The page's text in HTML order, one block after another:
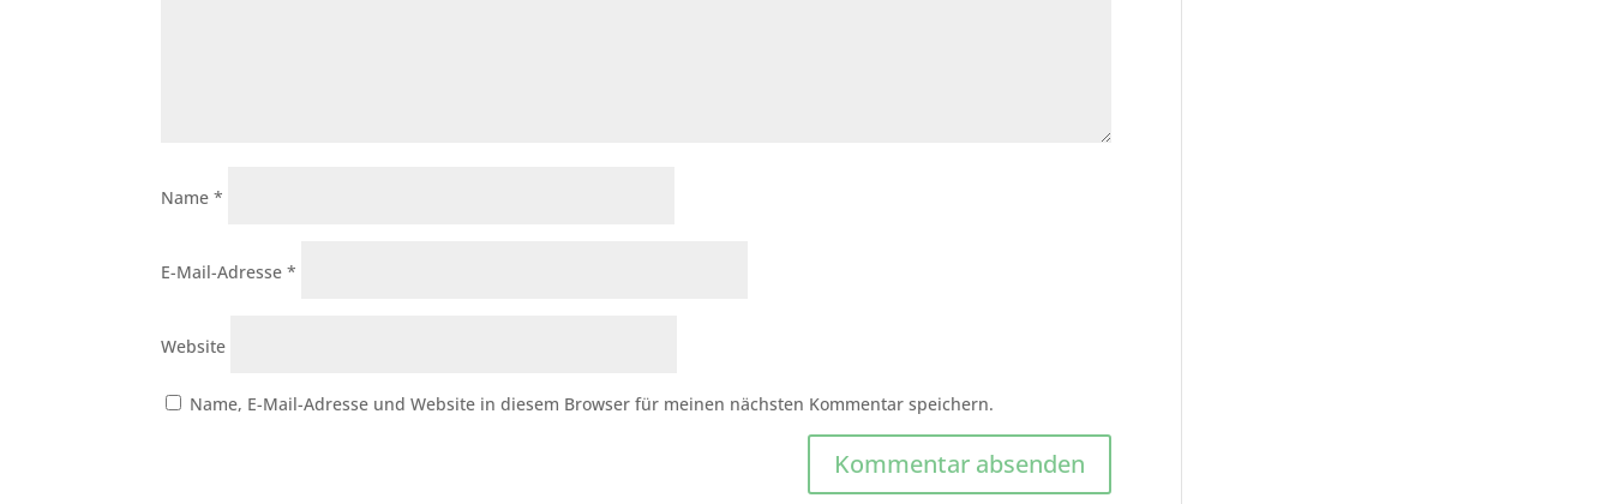
Name*
E-Mail-Adresse*
Website
Name, E-Mail-Adresse und Website in diesem Browser für meinen nächsten Kommentar speichern.